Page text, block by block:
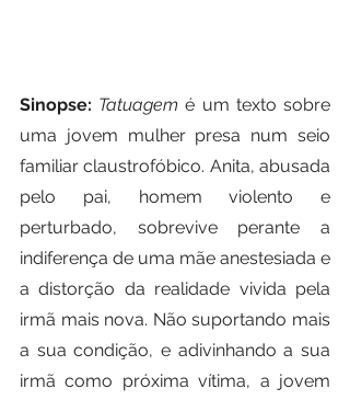
Sinopse: Tatuagem é um texto sobre
uma jovem mulher presa num seio
familiar claustrofóbico. Anita, abusada
pelo pai, homem violento e
perturbado, sobrevive perante a
indiferença de uma mãe anestesiada e
a distorção da realidade vivida pela
irmã mais nova. Não suportando mais
a sua condição, e adivinhando a sua
irmã como próxima vítima, a jovem